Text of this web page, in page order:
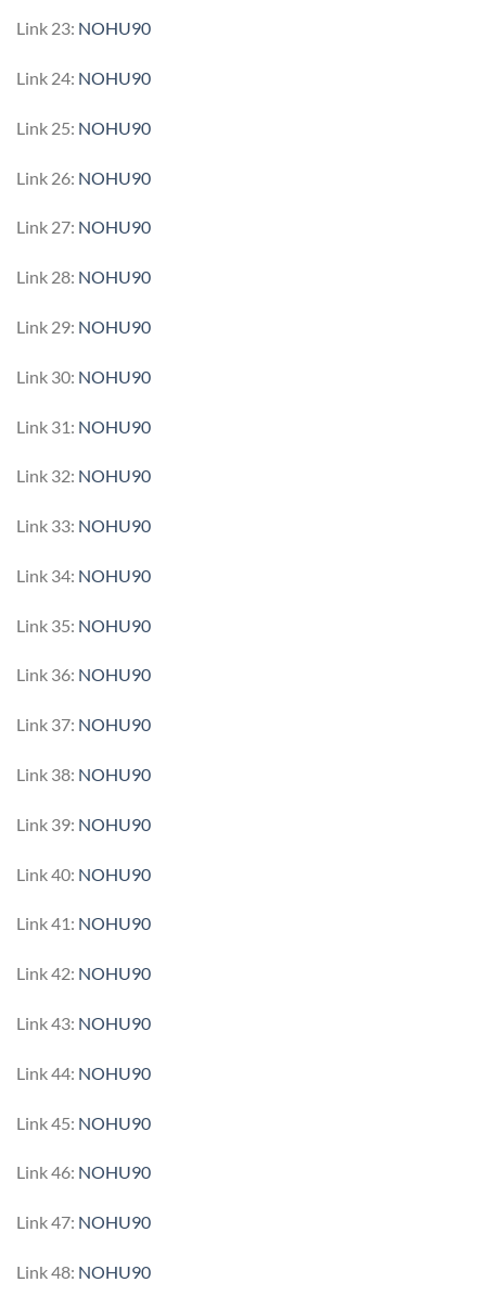
Link 23: NOHU90
Link 24: NOHU90
Link 25: NOHU90
Link 26: NOHU90
Link 27: NOHU90
Link 28: NOHU90
Link 29: NOHU90
Link 30: NOHU90
Link 31: NOHU90
Link 32: NOHU90
Link 33: NOHU90
Link 34: NOHU90
Link 35: NOHU90
Link 36: NOHU90
Link 37: NOHU90
Link 38: NOHU90
Link 39: NOHU90
Link 40: NOHU90
Link 41: NOHU90
Link 42: NOHU90
Link 43: NOHU90
Link 44: NOHU90
Link 45: NOHU90
Link 46: NOHU90
Link 47: NOHU90
Link 48: NOHU90